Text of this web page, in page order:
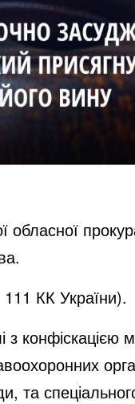
обласної
КК України).
з конфіскацією
та